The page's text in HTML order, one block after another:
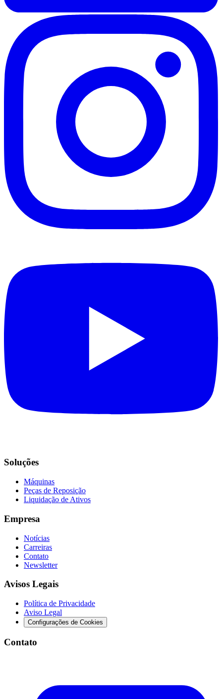
Soluções
Máquinas
Peças de Reposição
Liquidação de Ativos
Empresa
Notícias
Carreiras
Contato
Newsletter
Avisos Legais
Política de Privacidade
Aviso Legal
Configurações de Cookies
Contato